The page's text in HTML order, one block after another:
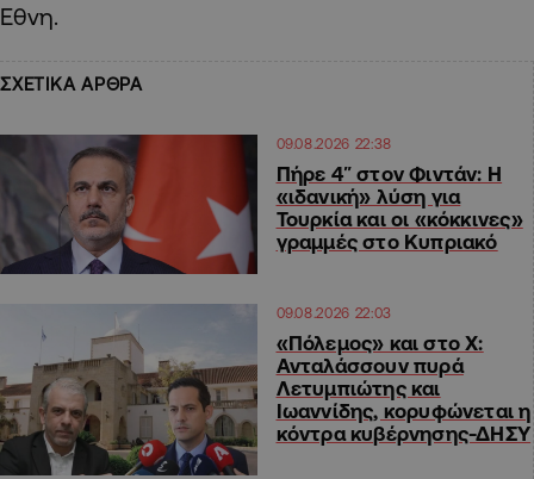
Εθνη.
ΣΧΕΤΙΚΑ ΑΡΘΡΑ
09.08.2026 22:38
Πήρε 4″ στον Φιντάν: Η
«ιδανική» λύση για
Τουρκία και οι «κόκκινες»
γραμμές στο Κυπριακό
09.08.2026 22:03
«Πόλεμος» και στο Χ:
Ανταλάσσουν πυρά
Λετυμπιώτης και
Ιωαννίδης, κορυφώνεται η
κόντρα κυβέρνησης-ΔΗΣΥ